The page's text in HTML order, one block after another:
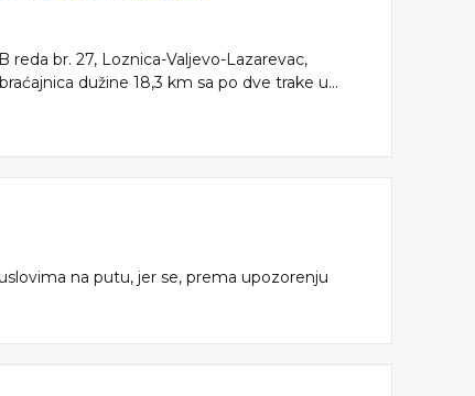
br. 27, Loznica-Valjevo-Lazarevac,
dužine 18,3 km sa po dve trake u...
na putu, jer se, prema upozorenju